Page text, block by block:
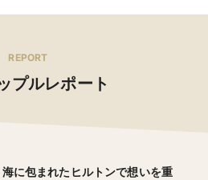
REPORT
プルレポート
に包まれたヒルトンで想いを重